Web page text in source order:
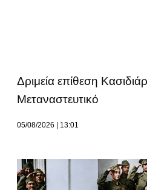
Δριμεία επίθεση
Μεταναστευτικό
05/08/2026 13:01